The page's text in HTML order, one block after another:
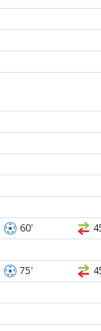
60'
75'